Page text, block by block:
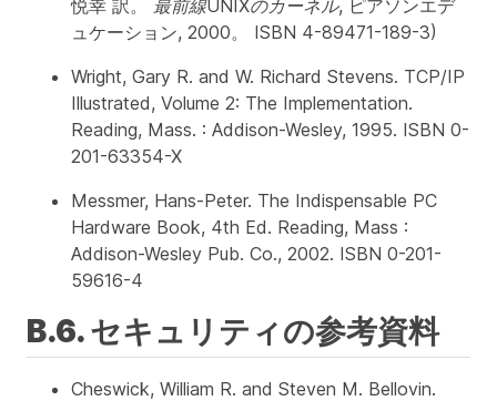
悦幸 訳。 最前線UNIXのカーネル, ピアソンエデ
ュケーション, 2000。 ISBN 4-89471-189-3)
Wright, Gary R. and W. Richard Stevens. TCP/IP
Illustrated, Volume 2: The Implementation.
Reading, Mass. : Addison-Wesley, 1995. ISBN 0-
201-63354-X
Messmer, Hans-Peter. The Indispensable PC
Hardware Book, 4th Ed. Reading, Mass :
Addison-Wesley Pub. Co., 2002. ISBN 0-201-
59616-4
B.6. セキュリティの参考資料
Cheswick, William R. and Steven M. Bellovin.